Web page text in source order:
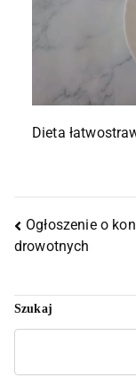
Dieta
Ogłoszenie o
drowotnych
Szukaj